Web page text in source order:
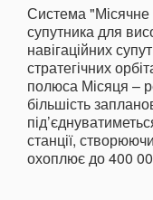
Система "Місячне
супутника для
навігаційних
стратегічних
полюса Місяця –
більшість
станції,
охоплює до 400